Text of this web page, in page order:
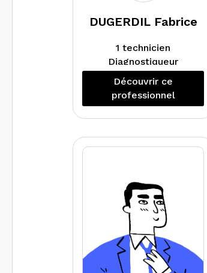
DUGERDIL Fabrice
1 technicien
Diagnostiqueur
Technique Immobilier
depuis 09/2003 au sein
d’un groupement de
Géomètres-Experts,
08/2015, travaille
Experts (mise en
copropriété et
diagnostics
immobiliers
nécessaires)
Découvrir ce
professionnel